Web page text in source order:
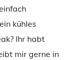
kühles
Ihr habt
mir gerne in